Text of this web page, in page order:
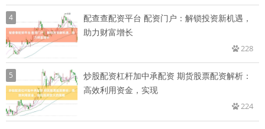
4
配查查配资平台 配资门户：解锁投资新机遇，
助力财富增长
228
5
炒股配资杠杆加中承配资 期货股票配资解析：
高效利用资金，实现
224